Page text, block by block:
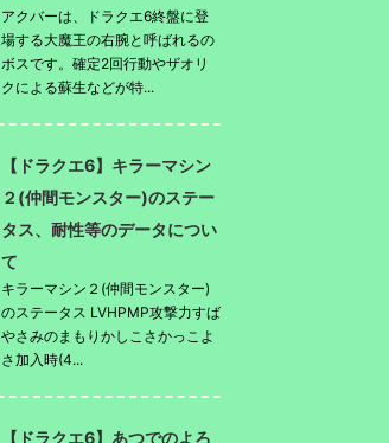
アクバーは、ドラクエ6終盤に登
場する大魔王の右腕と呼ばれるの
ボスです。確定2回行動やザオリ
クによる蘇生などが特...
【ドラクエ6】キラーマシン
２(仲間モンスター)のステー
タス、耐性等のデータについ
て
キラーマシン２(仲間モンスター)
のステータス LVHPMP攻撃力すば
やさみのまもりかしこさかっこよ
さ加入時(4...
【ドラクエ6】あつでのよろ